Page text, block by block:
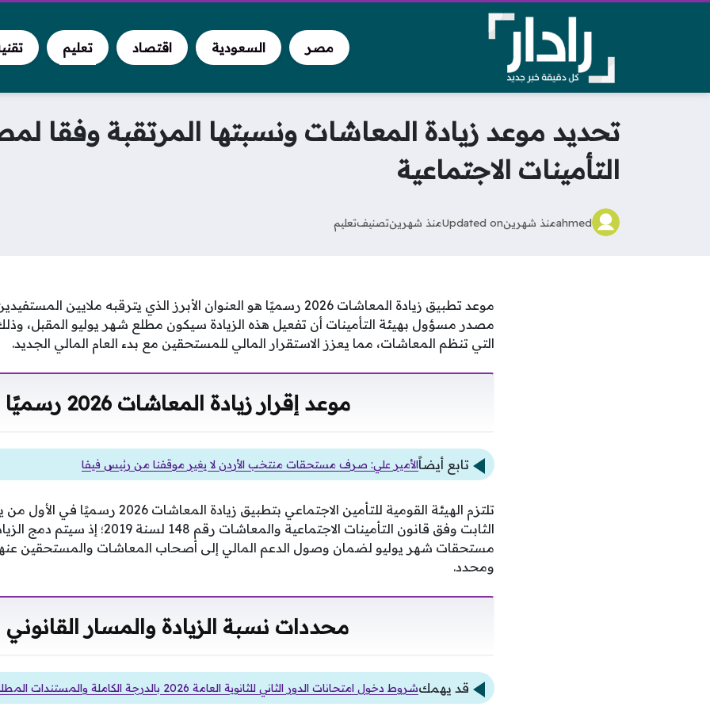
مصر السعودية اقتصاد تعليم
تحديد موعد زيادة المعاشات ونسبتها المرتقبة وفقا
التأمينات الاجتماعية
ahmedمنذ شهرينUpdated onمنذ شهرينتصنيفتعليم
موعد تطبيق زيادة المعاشات 2026 رسميًا هو العنوان الأبرز الذي يترقبه
مصدر مسؤول بهيئة التأمينات أن تفعيل هذه الزيادة سيكون مطلع شهر يوليو المقبل، وذلك
التي تنظم المعاشات، مما يعزز الاستقرار المالي للمستحقين مع بدء العام المالي الجديد.
موعد إقرار زيادة المعاشات 2026 رسميًا
تابع أيضاًالأمير علي: صرف مستحقات منتخب الأردن لا يغير موقفنا من رئيس فيفا
تلتزم الهيئة القومية للتأمين الاجتماعي بتطبيق
الثابت وفق قانون التأمينات الاجتماعية
مستحقات شهر يوليو لضمان وصول الدعم المالي إلى أصحاب المعاشات والمستحقين
ومحدد.
محددات نسبة الزيادة والمسار القانوني
قد يهمكشروط دخول امتحانات الدور الثاني للثانوية العامة 2026 بالدرجة الكاملة والمستندات المطلوبة